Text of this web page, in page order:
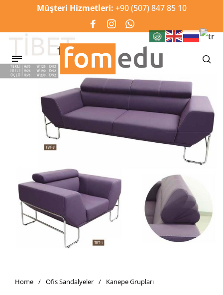
Müşteri Hizmetleri: +90 (507) 847 85 10
Home / Ofis Sandalyeler / Kanepe Grupları